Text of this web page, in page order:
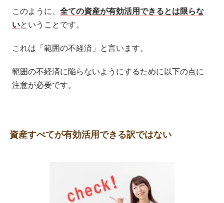
このように、全ての資産が有効活用できるとは限らな
いということです。
これは「範囲の不経済」と言います。
範囲の不経済に陥らないようにするために以下の点に
注意が必要です。
資産すべてが有効活用できる訳ではない